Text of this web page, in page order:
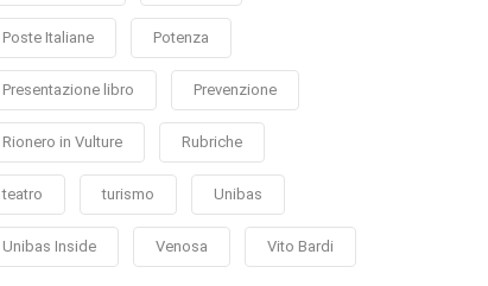
Poste Italiane Potenza
Presentazione libro Prevenzione
Rionero in Vulture Rubriche
teatro turismo Unibas
Unibas Inside Venosa Vito Bardi